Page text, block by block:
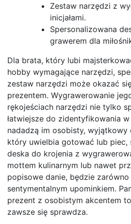
Zestaw narzędzi z
inicjałami.
Spersonalizowana
grawerem dla
Dla brata, który lubi
hobby wymagające narzędzi,
zestaw narzędzi może okazać
prezentem. Wygrawerowanie
rękojeściach narzędzi nie tylko
łatwiejsze do zidentyfikowania
nadadzą im osobisty, wyjątkowy
który uwielbia gotować lub piec,
deska do krojenia z
mottem kulinarnym lub nawet
popisowe danie, będzie
sentymentalnym upominkiem.
prezent z osobistym akcentem
zawsze się sprawdza.